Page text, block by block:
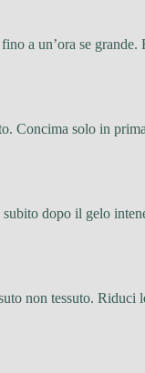
a un’ora se grande.
Concima solo in
dopo il gelo
non tessuto.